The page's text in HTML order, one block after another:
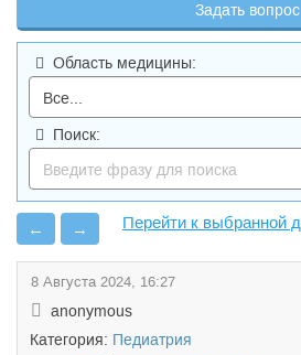
Задать вопрос
Область медицины:
Поиск:
← →
8 Августа 2024, 16:27
anonymous
Категория: Педиатрия